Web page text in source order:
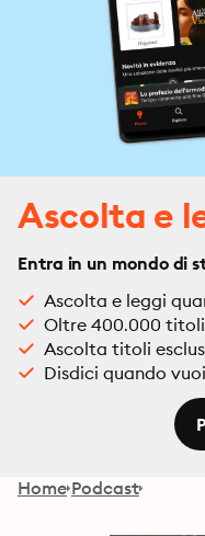
Ascolta e
Entra in un mondo di
Ascolta e leggi
Oltre 400.000 titoli
Ascolta titoli
Disdici quando vuoi
Home Podcast